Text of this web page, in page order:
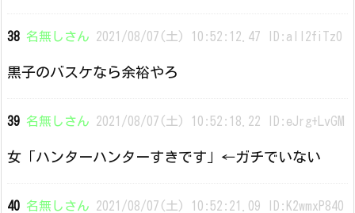
38 名無しさん 2021/08/07(土) 10:52:12.47 ID:all2fiTz0
黒子のバスケなら余裕やろ
39 名無しさん 2021/08/07(土) 10:52:18.22 ID:eJrg+LvGM
女「ハンターハンターすきです」←ガチでいない
40 名無しさん 2021/08/07(土) 10:52:21.09 ID:K2wmxP840